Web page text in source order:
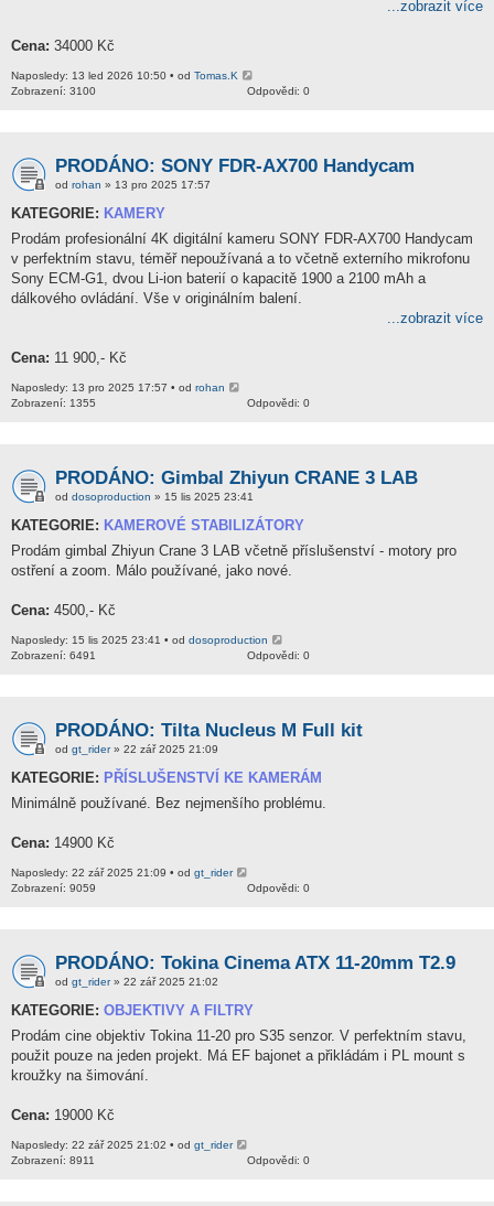
...zobrazit více
Cena: 34000 Kč
Naposledy: 13 led 2026 10:50 • od Tomas.K
Odpovědi: 0
Zobrazení: 3100
PRODÁNO: SONY FDR-AX700 Handycam
od rohan » 13 pro 2025 17:57
KATEGORIE: KAMERY
Prodám profesionální 4K digitální kameru SONY FDR-AX700 Handycam
v perfektním stavu, téměř nepoužívaná a to včetně externího mikrofonu
Sony ECM-G1, dvou Li-ion baterií o kapacitě 1900 a 2100 mAh a
dálkového ovládání. Vše v originálním balení.
...zobrazit více
Cena: 11 900,- Kč
Naposledy: 13 pro 2025 17:57 • od rohan
Odpovědi: 0
Zobrazení: 1355
PRODÁNO: Gimbal Zhiyun CRANE 3 LAB
od dosoproduction » 15 lis 2025 23:41
KATEGORIE: KAMEROVÉ STABILIZÁTORY
Prodám gimbal Zhiyun Crane 3 LAB včetně příslušenství - motory pro
ostření a zoom. Málo používané, jako nové.
Cena: 4500,- Kč
Naposledy: 15 lis 2025 23:41 • od dosoproduction
Odpovědi: 0
Zobrazení: 6491
PRODÁNO: Tilta Nucleus M Full kit
od gt_rider» 22 zář 2025 21:09
KATEGORIE: PŘÍSLUŠENSTVÍ KE KAMERÁM
Minimálně používané. Bez nejmenšího problému.
Cena: 14900 Kč
Naposledy: 22 zář 2025 21:09 • od gt_rider
Odpovědi: 0
Zobrazení: 9059
PRODÁNO: Tokina Cinema ATX 11-20mm T2.9
od gt_rider» 22 zář 2025 21:02
KATEGORIE: OBJEKTIVY A FILTRY
Prodám cine objektiv Tokina 11-20 pro S35 senzor. V perfektním stavu,
použit pouze na jeden projekt. Má EF bajonet a přikládám i PL mount s
kroužky na šimování.
Cena: 19000 Kč
Naposledy: 22 zář 2025 21:02 • od gt_rider
Odpovědi: 0
Zobrazení: 8911